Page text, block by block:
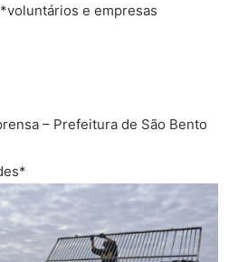
e empresas
– Prefeitura de São Bento